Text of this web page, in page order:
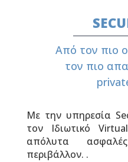
Από τον πιο
τον πιο
Με την υπηρεσία
τον Ιδιωτικό
απόλυτα
περιβάλλον. .